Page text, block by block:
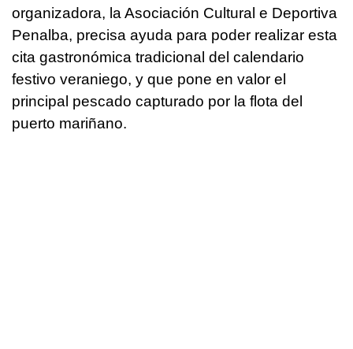
organizadora, la Asociación Cultural e Deportiva
Penalba, precisa ayuda para poder realizar esta
cita gastronómica tradicional del calendario
festivo veraniego, y que pone en valor el
principal pescado capturado por la flota del
puerto mariñano.